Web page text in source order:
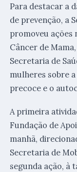
Para destacar a
de prevenção, a
promoveu ações
Câncer de
Secretaria de
mulheres sobre
precoce e o
A primeira
Fundação de
manhã,
Secretaria de
segunda ação, à